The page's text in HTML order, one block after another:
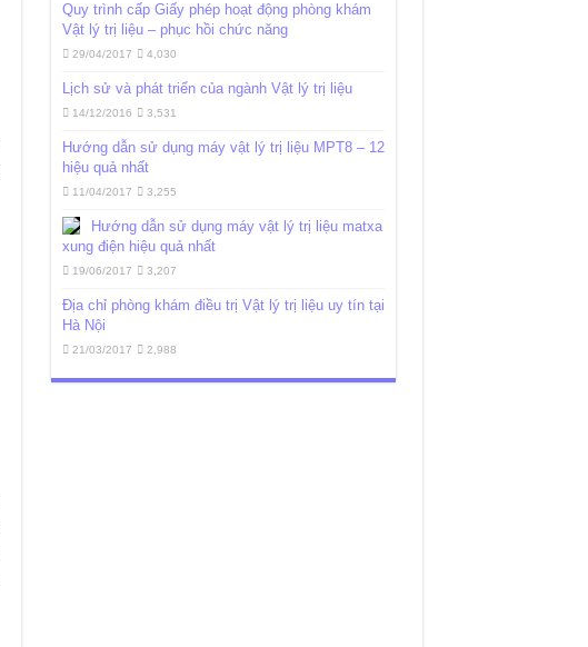
Quy trình cấp Giấy phép hoạt động phòng khám
Vật lý trị liệu – phục hồi chức năng
29/04/2017 4,030
Lịch sử và phát triển của ngành Vật lý trị liệu
14/12/2016 3,531
Hướng dẫn sử dụng máy vật lý trị liệu MPT8 – 12
hiệu quả nhất
11/04/2017 3,255
Hướng dẫn sử dụng máy vật lý trị liệu matxa
xung điện hiệu quả nhất
19/06/2017 3,207
Địa chỉ phòng khám điều trị Vật lý trị liệu uy tín tại
Hà Nội
21/03/2017 2,988